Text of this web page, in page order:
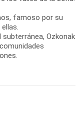
famoso por su
Ozkonak